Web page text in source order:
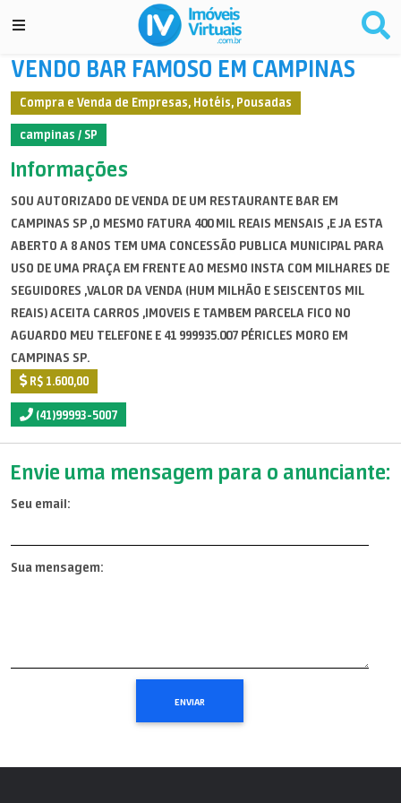
VENDO BAR FAMOSO EM CAMPINAS
Compra e Venda de Empresas, Hotéis, Pousadas
campinas / SP
Informações
SOU AUTORIZADO DE VENDA DE UM RESTAURANTE BAR EM
CAMPINAS SP ,O MESMO FATURA 400 MIL REAIS MENSAIS ,E JA ESTA
ABERTO A 8 ANOS TEM UMA CONCESSÃO PUBLICA MUNICIPAL PARA
USO DE UMA PRAÇA EM FRENTE AO MESMO INSTA COM MILHARES DE
SEGUIDORES ,VALOR DA VENDA (HUM MILHÃO E SEISCENTOS MIL
REAIS) ACEITA CARROS ,IMOVEIS E TAMBEM PARCELA FICO NO
AGUARDO MEU TELEFONE E 41 999935.007 PÉRICLES MORO EM
CAMPINAS SP.
R$ 1.600,00
(41)99993-5007
Envie uma mensagem para o anunciante:
Seu email:
Sua mensagem: